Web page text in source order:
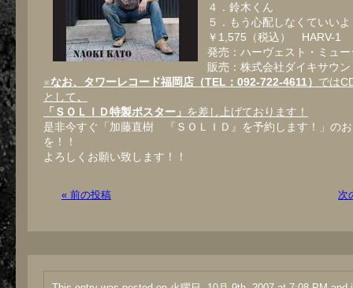
４．鈴木くん
５．もう心配しなくていいよ
￥1,575（税込） HARV-1
発売：ハーヴェスト・ミュ
販売：株式会社ダイキサウン
※なお、タワーレコード福岡店（TEL：092-722-4611） では
として、
「ＳＯＬＩＤ特製ポスター」 を差し上げております！
是非今すぐ「加藤直樹 『ＳＯＬＩＤ』を予約します！」の
を！！
よろしくお願い致します！！
« 前の投稿 次